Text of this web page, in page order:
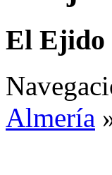
El Ejido
Almería